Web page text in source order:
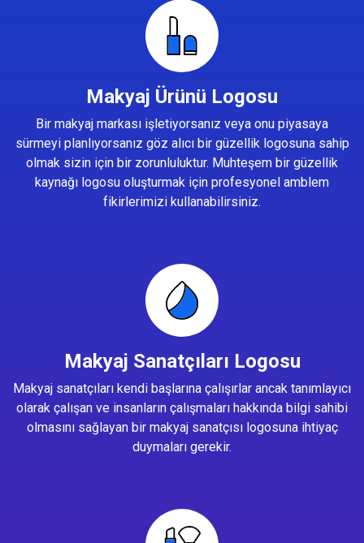
Makyaj Ürünü Logosu
Bir makyaj markası işletiyorsanız veya onu piyasaya
sürmeyi planlıyorsanız göz alıcı bir güzellik logosuna sahip
olmak sizin için bir zorunluluktur. Muhteşem bir güzellik
kaynağı logosu oluşturmak için profesyonel amblem
fikirlerimizi kullanabilirsiniz.
Makyaj Sanatçıları Logosu
Makyaj sanatçıları kendi başlarına çalışırlar ancak tanımlayıcı
olarak çalışan ve insanların çalışmaları hakkında bilgi sahibi
olmasını sağlayan bir makyaj sanatçısı logosuna ihtiyaç
duymaları gerekir.